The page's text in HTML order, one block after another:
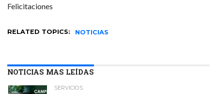
Felicitaciones
RELATED TOPICS: NOTICIAS
NOTICIAS MAS LEÍDAS
SERVICIOS